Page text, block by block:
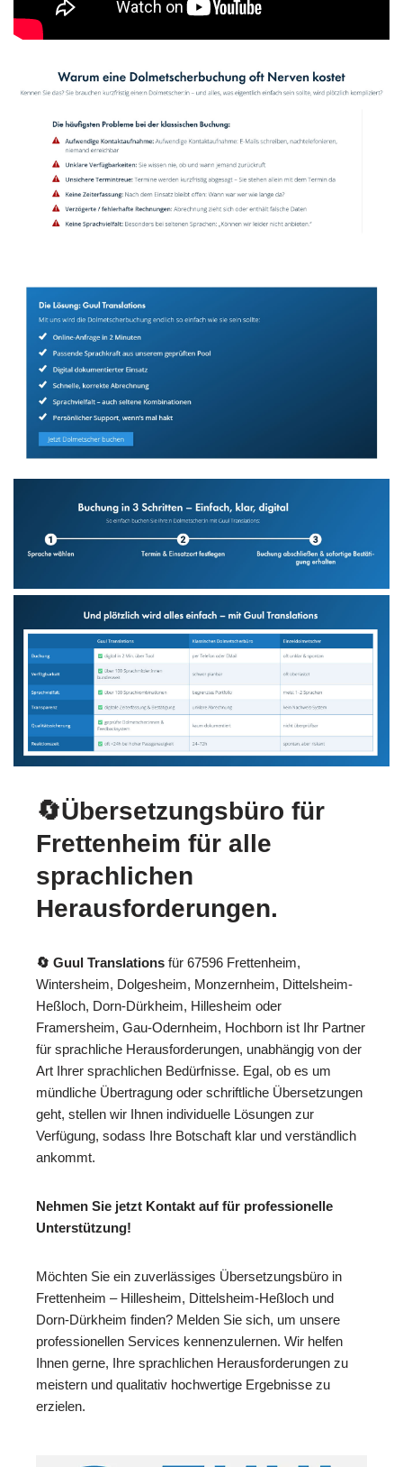
🔄Übersetzungsbüro für
Frettenheim für alle
sprachlichen
Herausforderungen.
🔄 Guul Translations für 67596 Frettenheim,
Wintersheim, Dolgesheim, Monzernheim, Dittelsheim-
Heßloch, Dorn-Dürkheim, Hillesheim oder
Framersheim, Gau-Odernheim, Hochborn ist Ihr Partner
für sprachliche Herausforderungen, unabhängig von der
Art Ihrer sprachlichen Bedürfnisse. Egal, ob es um
mündliche Übertragung oder schriftliche Übersetzungen
geht, stellen wir Ihnen individuelle Lösungen zur
Verfügung, sodass Ihre Botschaft klar und verständlich
ankommt.
Nehmen Sie jetzt Kontakt auf für professionelle
Unterstützung!
Möchten Sie ein zuverlässiges Übersetzungsbüro in
Frettenheim – Hillesheim, Dittelsheim-Heßloch und
Dorn-Dürkheim finden? Melden Sie sich, um unsere
professionellen Services kennenzulernen. Wir helfen
Ihnen gerne, Ihre sprachlichen Herausforderungen zu
meistern und qualitativ hochwertige Ergebnisse zu
erzielen.